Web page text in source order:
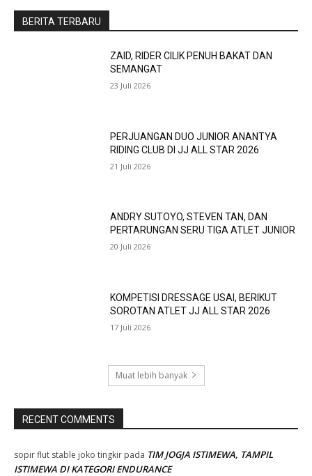
BERITA TERBARU
ZAID, RIDER CILIK PENUH BAKAT DAN
SEMANGAT
23 Juli 2026
PERJUANGAN DUO JUNIOR ANANTYA
RIDING CLUB DI JJ ALL STAR 2026
21 Juli 2026
ANDRY SUTOYO, STEVEN TAN, DAN
PERTARUNGAN SERU TIGA ATLET JUNIOR
20 Juli 2026
KOMPETISI DRESSAGE USAI, BERIKUT
SOROTAN ATLET JJ ALL STAR 2026
17 Juli 2026
Muat lebih banyak
RECENT COMMENTS
sopir flut stable joko tingkir pada TIM JOGJA ISTIMEWA, TAMPIL
ISTIMEWA DI KATEGORI ENDURANCE